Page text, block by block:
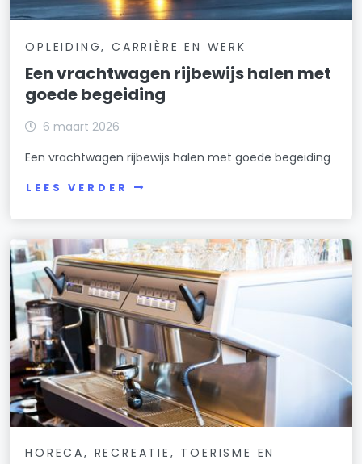
OPLEIDING, CARRIÈRE EN WERK
Een vrachtwagen rijbewijs halen met
goede begeiding
6 maart 2026
Een vrachtwagen rijbewijs halen met goede begeiding
LEES VERDER
HORECA, RECREATIE, TOERISME EN